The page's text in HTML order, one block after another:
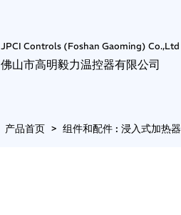
JPCI Controls (Foshan Gaoming) Co.,Ltd
佛山市高明毅力温控器有限公司
产品首页 >组件和配件 : 浸入式加热器